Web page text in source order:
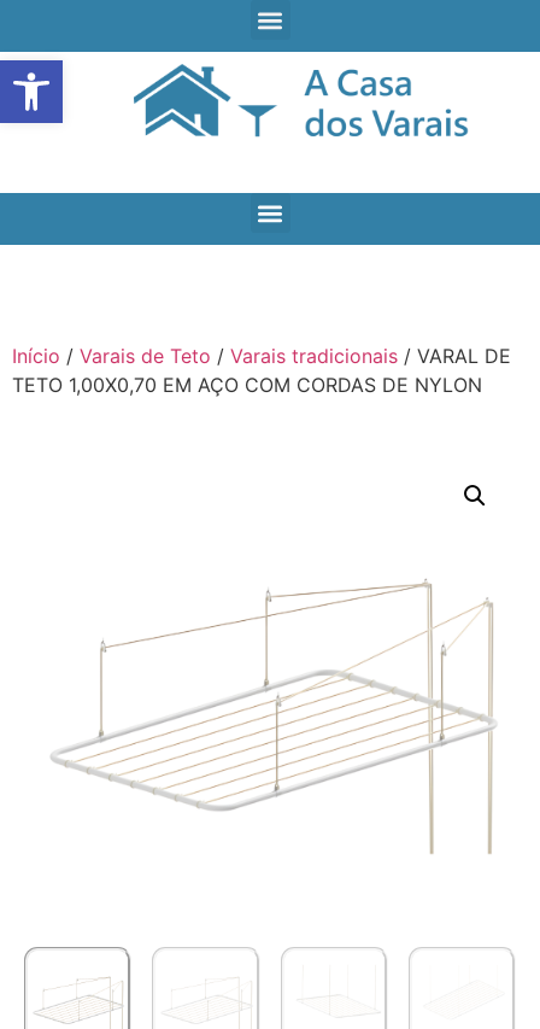
Open toolbar
Início / Varais de Teto / Varais tradicionais / VARAL DE
TETO 1,00X0,70 EM AÇO COM CORDAS DE NYLON